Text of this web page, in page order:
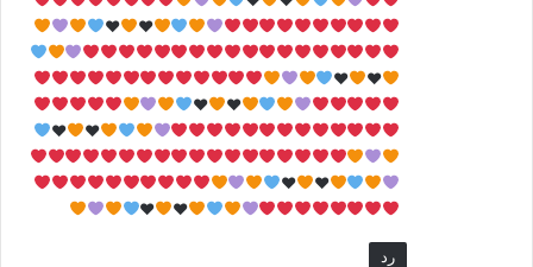
♥
♥
♥
♥
♥
♥
♥
♥
♥
♥
♥
♥
رد